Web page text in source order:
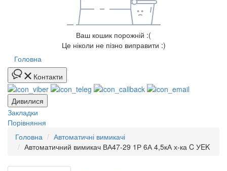
Ваш кошик порожній :(
Це ніколи не пізно виправити :)
Головна
Контакти
Дивилися
Закладки
Порівняння
Головна
Автоматичні вимикачі
Автоматичний вимикач ВА47-29 1Р 6А 4,5кА х-ка C УEK